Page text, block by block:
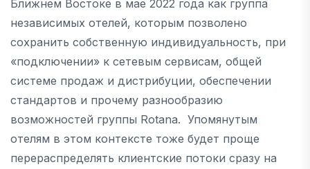
Ближнем Востоке в мае 2022 года как группа
независимых отелей, которым позволено
сохранить собственную индивидуальность, при
«подключении» к сетевым сервисам, общей
системе продаж и дистрибуции, обеспечении
стандартов и прочему разнообразию
возможностей группы Rotana. Упомянутым
отелям в этом контексте тоже будет проще
перераспределять клиентские потоки сразу на